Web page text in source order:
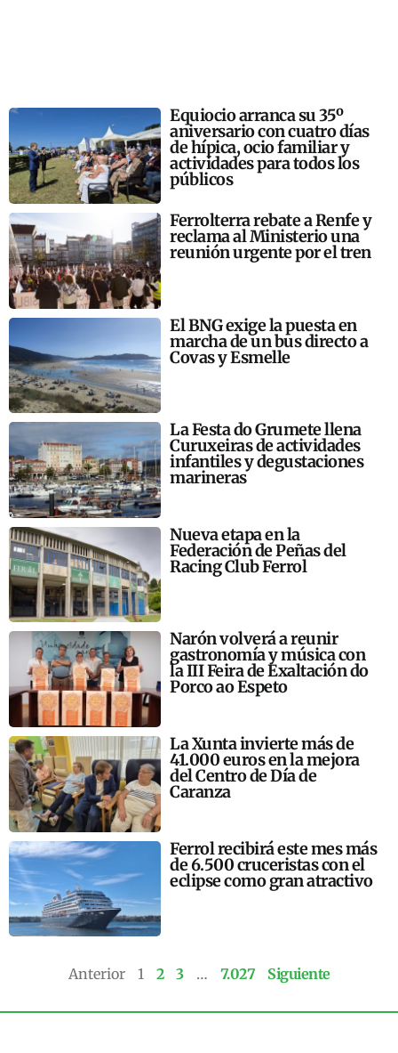
Equiocio arranca su 35º
aniversario con cuatro días
de hípica, ocio familiar y
actividades para todos los
públicos
Ferrolterra rebate a Renfe y
reclama al Ministerio una
reunión urgente por el tren
El BNG exige la puesta en
marcha de un bus directo a
Covas y Esmelle
La Festa do Grumete llena
Curuxeiras de actividades
infantiles y degustaciones
marineras
Nueva etapa en la
Federación de Peñas del
Racing Club Ferrol
Narón volverá a reunir
gastronomía y música con
la III Feira de Exaltación do
Porco ao Espeto
La Xunta invierte más de
41.000 euros en la mejora
del Centro de Día de
Caranza
Ferrol recibirá este mes más
de 6.500 cruceristas con el
eclipse como gran atractivo
Anterior 1 2 3 … 7.027 Siguiente